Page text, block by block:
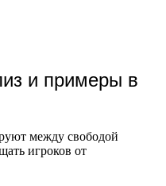
и примеры в
между свободой
игроков от